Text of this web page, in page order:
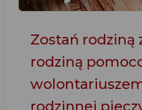
Zostań rodziną
rodziną
rodzinnej